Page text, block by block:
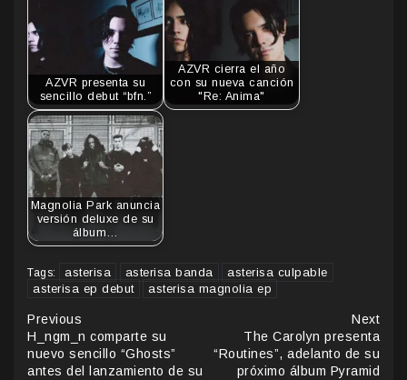
AZVR presenta su
sencillo debut “bfn.”
AZVR cierra el año
con su nueva canción
"Re: Anima"
Magnolia Park anuncia
versión deluxe de su
álbum…
Tags: asterisa asterisa banda
asterisa culpable
asterisa ep debut
asterisa magnolia ep
Continue
Reading
Previous
H_ngm_n comparte su
nuevo sencillo “Ghosts”
antes del lanzamiento de su
Next
The Carolyn presenta
“Routines”, adelanto de su
próximo álbum Pyramid